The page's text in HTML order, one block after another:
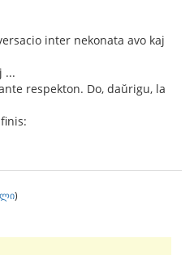
inter nekonata avo kaj
...
respekton. Do, daŭrigu, la
)